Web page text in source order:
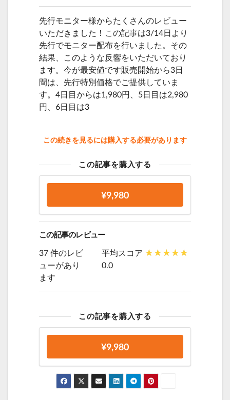
先行モニター様からたくさんのレビュー
いただきました！この記事は3/14日より
先行でモニター配布を行いました。その
結果、このような反響をいただいており
ます。今が最安値です販売開始から3日
間は、先行特別価格でご提供していま
す。4日目からは1,980円、5日目は2,980
円、6日目は3
この続きを見るには購入する必要があります
この記事を購入する
¥9,980
この記事のレビュー
37 件のレビ
ューがあり
ます
平均スコア
0.0
この記事を購入する
¥9,980